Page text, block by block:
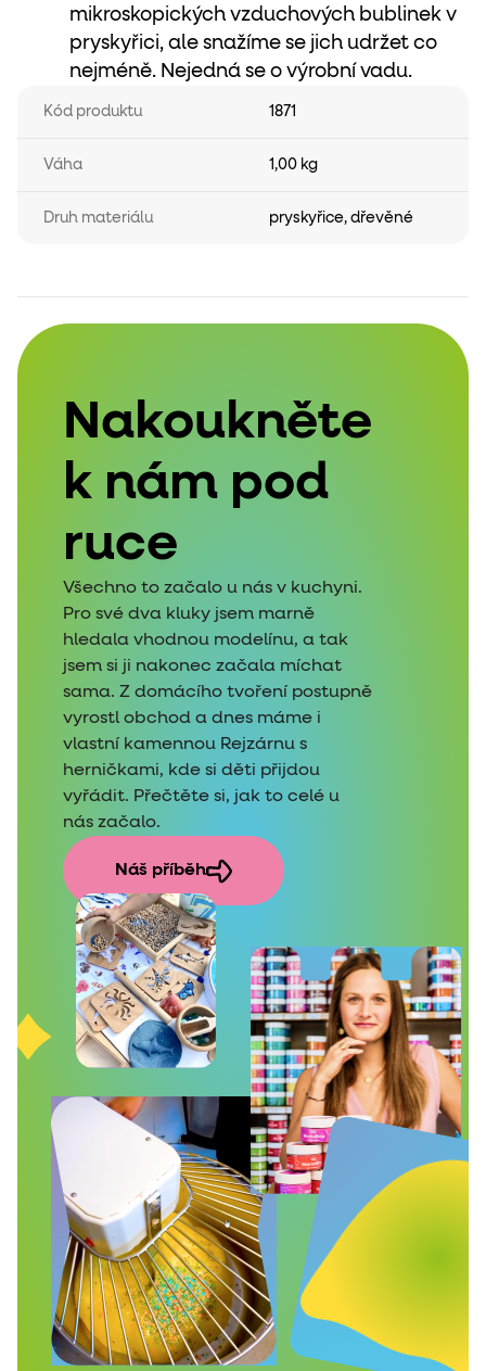
mikroskopických vzduchových bublinek v
pryskyřici, ale snažíme se jich udržet co
nejméně. Nejedná se o výrobní vadu.
Kód produktu 1871
Váha 1,00 kg
Druh materiálu pryskyřice, dřevěné
Nakoukněte
k nám pod
ruce
Všechno to začalo u nás v kuchyni.
Pro své dva kluky jsem marně
hledala vhodnou modelínu, a tak
jsem si ji nakonec začala míchat
sama. Z domácího tvoření postupně
vyrostl obchod a dnes máme i
vlastní kamennou Rejzárnu s
herničkami, kde si děti přijdou
vyřádit. Přečtěte si, jak to celé u
nás začalo.
Náš příběh